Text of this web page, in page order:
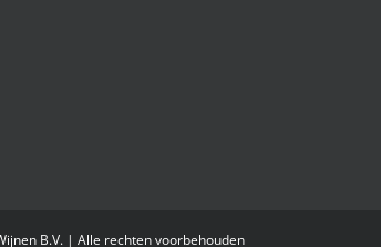
B.V. | Alle rechten voorbehouden